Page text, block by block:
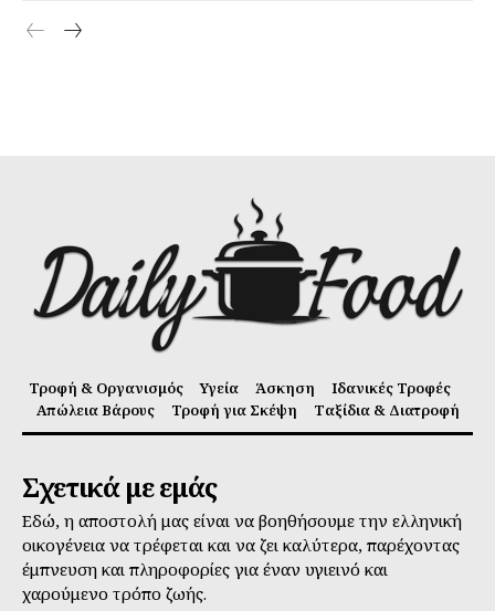
Τροφή & Οργανισμός Υγεία Άσκηση
Ιδανικές Τροφές
Απώλεια Βάρους
Τροφή για Σκέψη Ταξίδια & Διατροφή
Σχετικά με εμάς
Εδώ, η αποστολή μας είναι να βοηθήσουμε την ελληνική
οικογένεια να τρέφεται και να ζει καλύτερα, παρέχοντας
έμπνευση και πληροφορίες για έναν υγιεινό και
χαρούμενο τρόπο ζωής.